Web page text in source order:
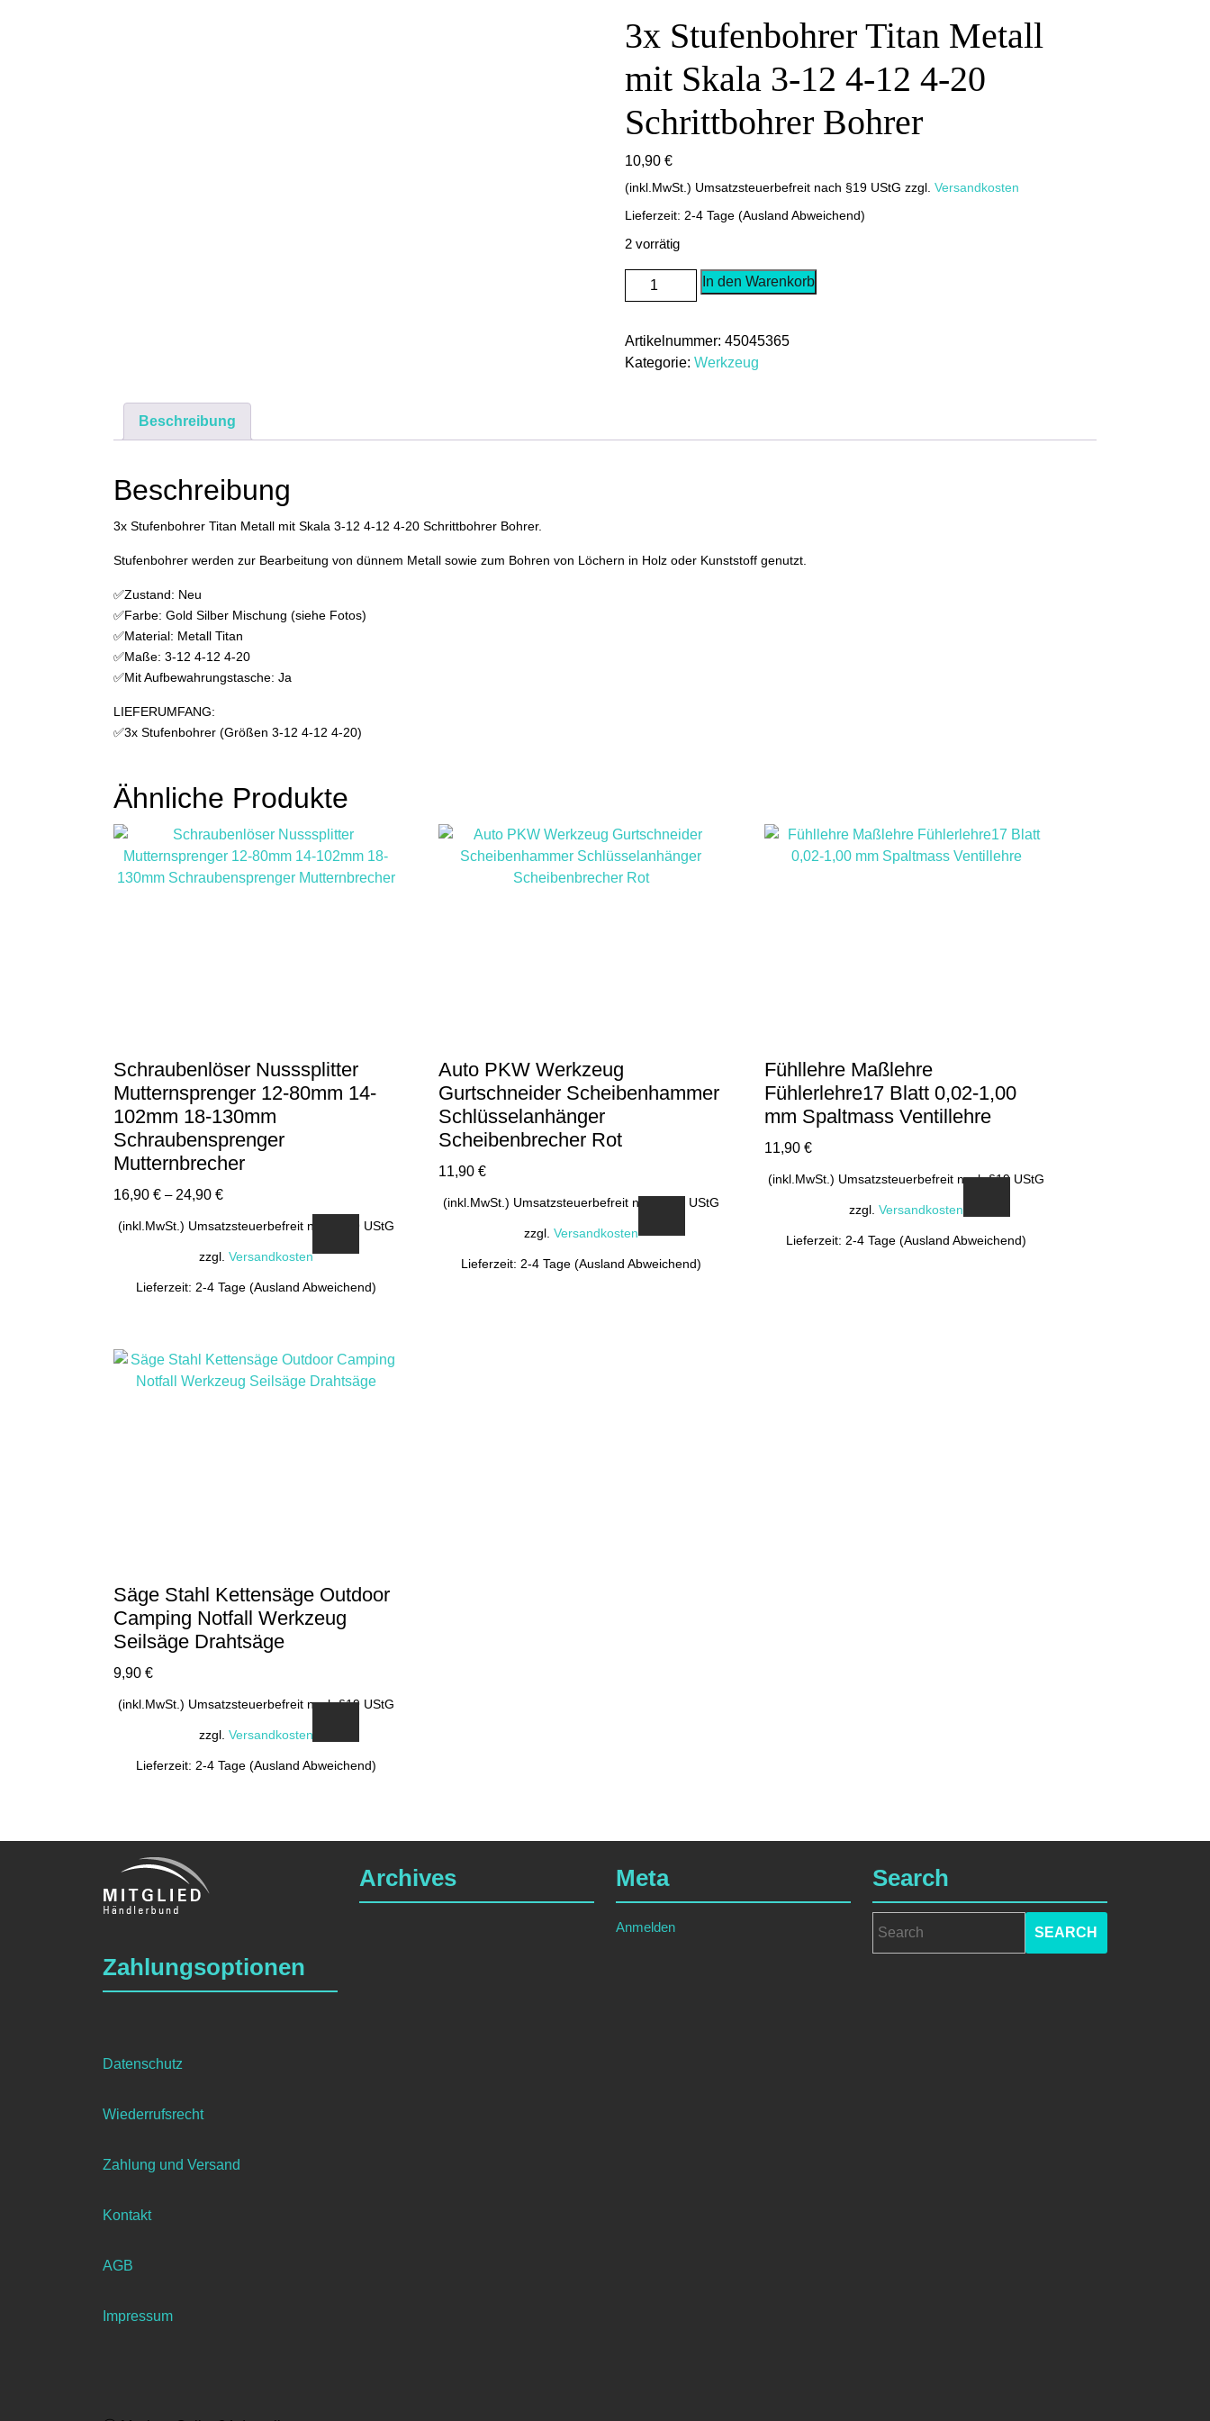
3x Stufenbohrer Titan Metall
mit Skala 3-12 4-12 4-20
Schrittbohrer Bohrer
10,90 €
(inkl.MwSt.) Umsatzsteuerbefreit nach §19 UStG zzgl. Versandkosten
Lieferzeit: 2-4 Tage (Ausland Abweichend)
2 vorrätig
Stufenbohrer
Metall
mit
Bohrer
In den Warenkorb
Artikelnummer: 45045365
Kategorie: Werkzeug
Beschreibung
Beschreibung
3x Stufenbohrer Titan Metall mit Skala 3-12 4-12 4-20 Schrittbohrer Bohrer.
Stufenbohrer werden zur Bearbeitung von dünnem Metall sowie zum Bohren von Löchern in Holz oder Kunststoff genutzt.
✅Zustand: Neu
✅Farbe: Gold Silber Mischung (siehe Fotos)
✅Material: Metall Titan
✅Maße: 3-12 4-12 4-20
✅Mit Aufbewahrungstasche: Ja
LIEFERUMFANG:
✅3x Stufenbohrer (Größen 3-12 4-12 4-20)
Ähnliche Produkte
Schraubenlöser Nusssplitter
Mutternsprenger 12-80mm 14-
102mm 18-130mm
Schraubensprenger
Mutternbrecher
16,90 € – 24,90 €
(inkl.MwSt.) Umsatzsteuerbefreit nach §19 UStG
zzgl. Versandkosten
Lieferzeit: 2-4 Tage (Ausland Abweichend)
weist
mehrere
werden
Auto PKW Werkzeug
Gurtschneider Scheibenhammer
Schlüsselanhänger
Scheibenbrecher Rot
11,90€
(inkl.MwSt.) Umsatzsteuerbefreit nach §19 UStG
zzgl. Versandkosten
Lieferzeit: 2-4 Tage (Ausland Abweichend)
Fühllehre Maßlehre
Fühlerlehre17 Blatt 0,02-1,00
mm Spaltmass Ventillehre
11,90 €
(inkl.MwSt.) Umsatzsteuerbefreit nach §19 UStG
zzgl.Versandkosten
Lieferzeit: 2-4 Tage (Ausland Abweichend)
Säge Stahl Kettensäge Outdoor
Camping Notfall Werkzeug
Seilsäge Drahtsäge
9,90 €
(inkl.MwSt.) Umsatzsteuerbefreit nach §19 UStG
zzgl. Versandkosten
Lieferzeit: 2-4 Tage (Ausland Abweichend)
Zahlungsoptionen
Datenschutz
Wiederrufsrecht
Zahlung und Versand
Kontakt
AGB
Impressum
Archives Meta
Anmelden
Search